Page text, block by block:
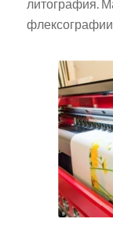
литография.
флексографии.